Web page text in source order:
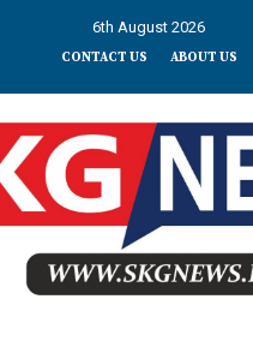
6th August 2026
CONTACT US ABOUT US